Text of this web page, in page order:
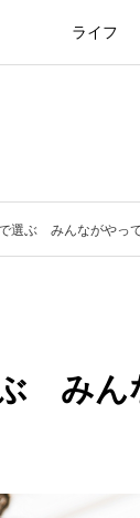
ライフ
選ぶ みんながやっ
みん